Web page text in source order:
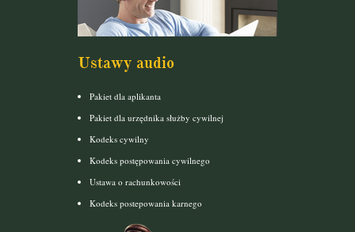
Ustawy audio
Pakiet dla aplikanta
Pakiet dla urzędnika służby cywilnej
Kodeks cywilny
Kodeks postępowania cywilnego
Ustawa o rachunkowości
Kodeks postepowania karnego